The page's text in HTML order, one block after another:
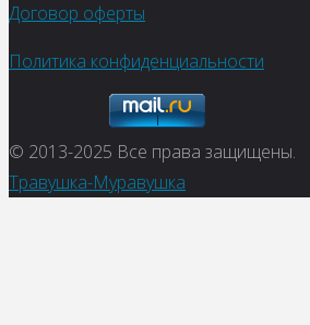
Договор оферты
Политика конфиденциальности
© 2013-2025 Все права защищены.
Травушка-Муравушка